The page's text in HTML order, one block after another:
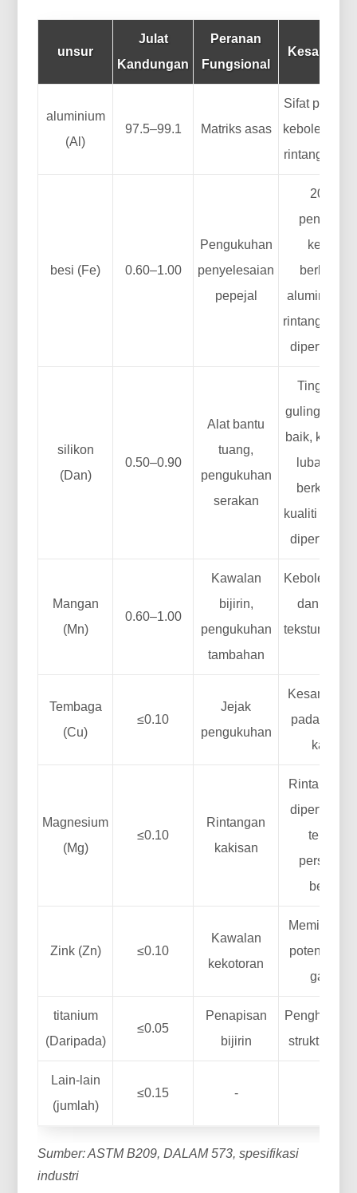
unsur
Julat
Kandungan
Peranan
Fungsional
Kesan
aluminium
(Al)
97.5–99.1 Matriks asas
Sifat
rintangan
besi (Fe) 0.60–1.00
Pengukuhan
penyelesaian
pepejal
20–40%
aluminium
rintangan
silikon
(Dan)
0.50–0.90
Alat bantu
tuang,
pengukuhan
serakan
Tingkah
guling yang
baik,
lubang
kualiti
Mangan
(Mn)
0.60–1.00
Kawalan
bijirin,
pengukuhan
tambahan
dan
tekstur yang
Tembaga
(Cu)
≤0.10
Jejak
pengukuhan
Kesan
pada
kakisan
Magnesium
(Mg)
≤0.10
Rintangan
kakisan
Rintangan
Zink (Zn) ≤0.10
Kawalan
kekotoran
potensi
galvanik
titanium
(Daripada)
≤0.05
Penapisan
bijirin
struktur
Lain-lain
(jumlah)
≤0.15 -
Sumber: ASTM B209, DALAM 573, spesifikasi
industri